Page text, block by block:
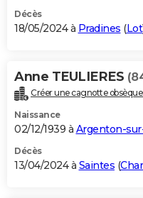
Décès
18/05/2024 à Pradines (Lot
Anne TEULIERES
Créer une cagnotte
Naissance
02/12/1939 à Argenton-
Décès
13/04/2024 à Saintes (